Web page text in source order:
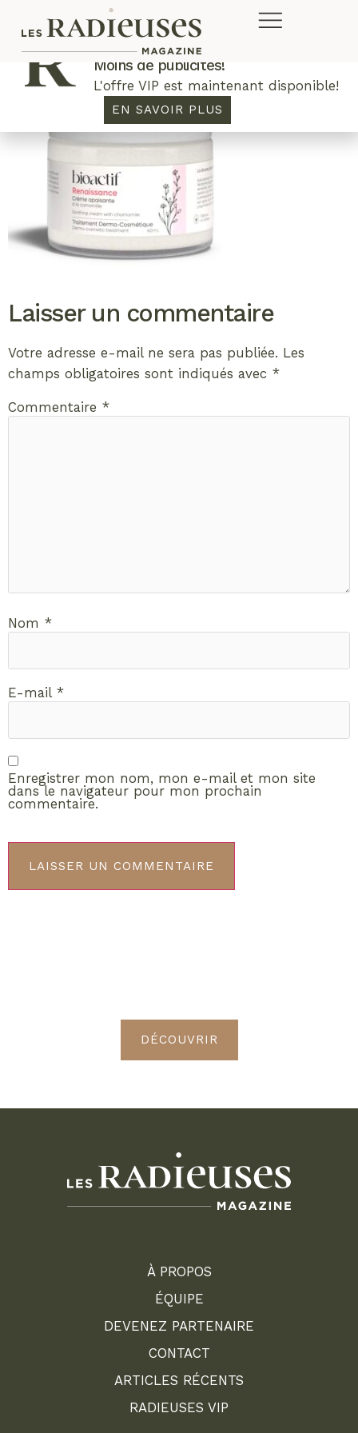
Laisser un commentaire
Votre adresse e-mail ne sera pas publiée. Les
champs obligatoires sont indiqués avec *
Commentaire *
Nom *
E-mail *
Enregistrer mon nom, mon e-mail et mon site
dans le navigateur pour mon prochain
commentaire.
DÉCOUVRIR
À PROPOS
ÉQUIPE
DEVENEZ PARTENAIRE
CONTACT
ARTICLES RÉCENTS
RADIEUSES VIP
Plus de concours. Plus de rabais.
Moins de publicités!
L'offre VIP est maintenant disponible!
EN SAVOIR PLUS